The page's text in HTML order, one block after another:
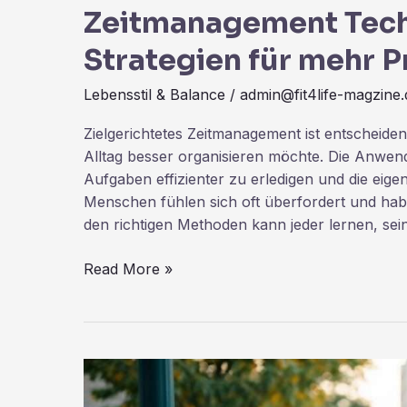
Zeitmanagement
Strategien für mehr
Lebensstil & Balance / admin@fit4life-
Zielgerichtetes Zeitmanagement ist
Alltag besser organisieren möchte. Die
Aufgaben effizienter zu erledigen und die
Menschen fühlen sich oft überfordert und
den richtigen Methoden kann jeder lernen,
Read More »
Mobilitätslösungen
für